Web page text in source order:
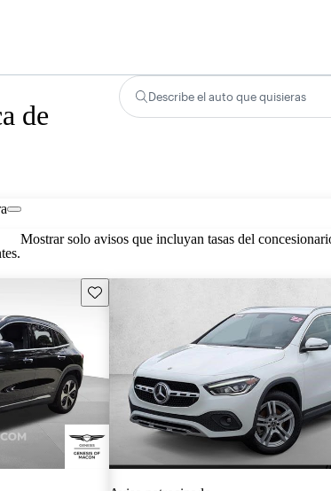
de
Describe el auto que quisieras
Mostrar solo avisos que incluyan tasas del
Guarda este Aviso